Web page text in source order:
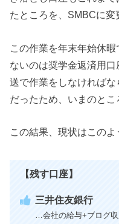
たところを、SMBCに変
この作業を年末年始休
ないのは奨学金返済用
送で作業をしなければ
だったため、いまのとこ
この結果、現状はこのよ
【残す口座】
三井住友銀行
…会社の給与+ブログ